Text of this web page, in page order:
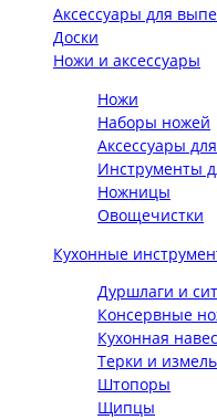
Аксессуары для
Доски
Ножи и аксессуары
Ножи
Наборы ножей
Аксессуары
Инструменты
Ножницы
Овощечистки
Кухонные
Дуршлаги и
Консервные
Кухонная
Терки и
Штопоры
Щипцы